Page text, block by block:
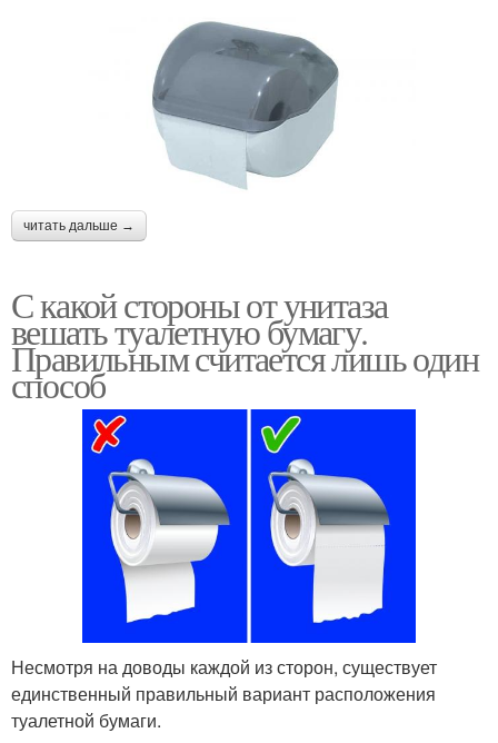
читать дальше →
С какой стороны от унитаза
вешать туалетную бумагу.
Правильным считается лишь один
способ
Несмотря на доводы каждой из сторон, существует
единственный правильный вариант расположения
туалетной бумаги.